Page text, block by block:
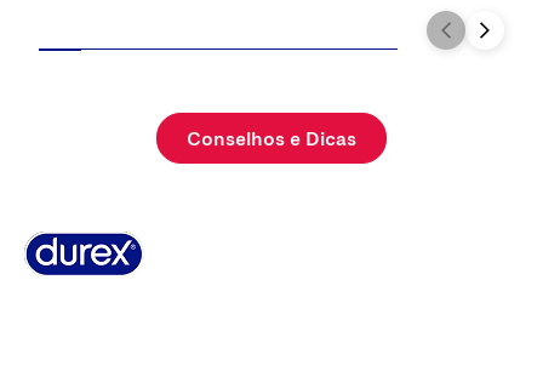
Conselhos e Dicas